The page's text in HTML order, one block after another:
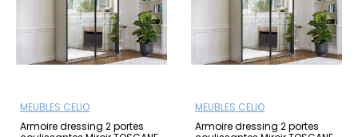
MEUBLES CELIO
Armoire dressing 2 portes
MEUBLES CELIO
Armoire dressing 2 portes